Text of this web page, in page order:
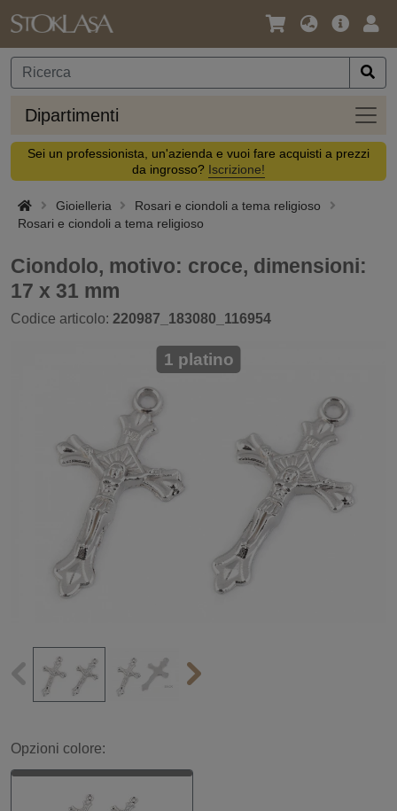
Lingua
Valuta
Offerta
Dipartimenti
Sei un professionista, un'azienda e vuoi fare acquisti a prezzi
da ingrosso? Iscrizione!
Gioielleria
Rosari e ciondoli a tema religioso
Rosari e ciondoli a tema religioso
Ciondolo, motivo: croce, dimensioni:
17 x 31 mm
Codice articolo: 220987_183080_116954
1 platino
Opzioni colore: